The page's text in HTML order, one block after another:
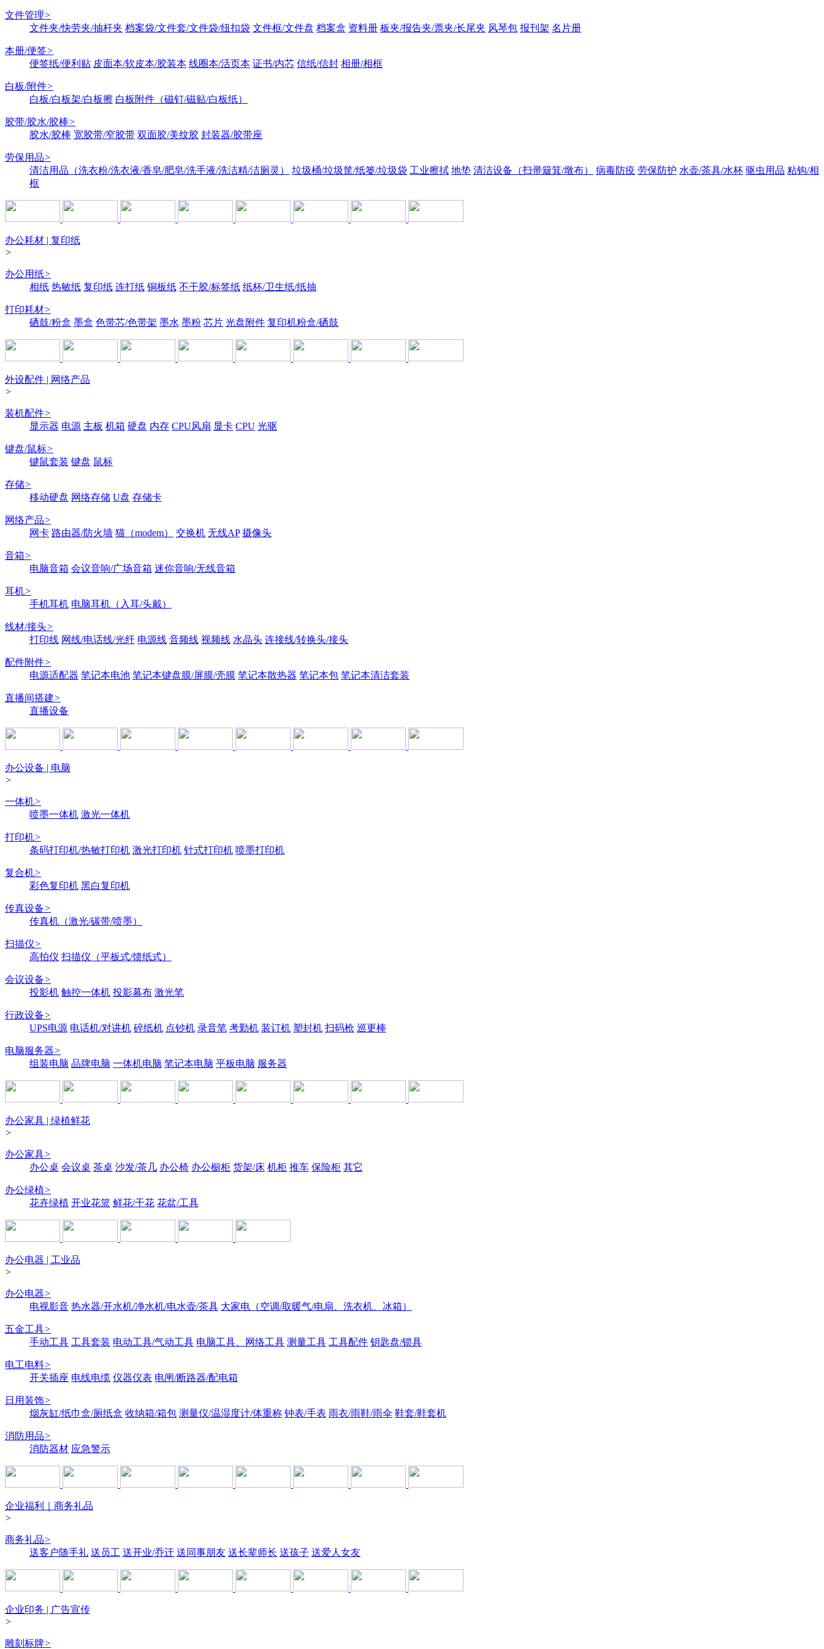
文件管理>
文件夹/快劳夹/抽杆夹 档案袋/文件套/文件袋/纽扣袋 文件框/文件盘 档案盒 资料册 板夹/报告夹/票夹/长尾夹 风琴包 报刊架 名片册
本册/便签>
便签纸/便利贴 皮面本/软皮本/胶装本 线圈本/活页本 证书/内芯 信纸/信封 相册/相框
白板/附件>
白板/白板架/白板擦 白板附件（磁钉/磁贴/白板纸）
胶带/胶水/胶棒>
胶水/胶棒 宽胶带/窄胶带 双面胶/美纹胶 封装器/胶带座
劳保用品>
清洁用品（洗衣粉/洗衣液/香皂/肥皂/洗手液/洗洁精/洁厕灵）
垃圾桶/垃圾筐/纸篓/垃圾袋 工业擦拭 地垫 清洁设备（扫帚簸箕/墩布） 病毒防疫 劳保防护 水壶/茶具/水杯 驱虫用品 粘钩/相
框
办公耗材 | 复印纸
>
办公用纸>
相纸 热敏纸 复印纸 连打纸 铜板纸 不干胶/标签纸 纸杯/卫生纸/纸抽
打印耗材>
硒鼓/粉盒 墨盒 色带芯/色带架 墨水 墨粉 芯片 光盘附件 复印机粉盒/硒鼓
外设配件 | 网络产品
>
装机配件>
显示器 电源 主板 机箱 硬盘 内存 CPU风扇 显卡 CPU 光驱
键盘/鼠标>
键鼠套装 键盘 鼠标
存储>
移动硬盘 网络存储 U盘 存储卡
网络产品>
网卡 路由器/防火墙 猫（modem） 交换机 无线AP 摄像头
音箱>
电脑音箱 会议音响/广场音箱 迷你音响/无线音箱
耳机>
手机耳机 电脑耳机（入耳/头戴）
线材/接头>
打印线 网线/电话线/光纤 电源线 音频线 视频线 水晶头 连接线/转换头/接头
配件附件>
电源适配器 笔记本电池 笔记本键盘膜/屏膜/壳膜 笔记本散热器 笔记本包 笔记本清洁套装
直播间搭建>
直播设备
办公设备 | 电脑
>
一体机>
喷墨一体机 激光一体机
打印机>
条码打印机/热敏打印机 激光打印机 针式打印机 喷墨打印机
复合机>
彩色复印机 黑白复印机
传真设备>
传真机（激光/碳带/喷墨）
扫描仪>
高拍仪 扫描仪（平板式/馈纸式）
会议设备>
投影机 触控一体机 投影幕布 激光笔
行政设备>
UPS电源 电话机/对讲机 碎纸机 点钞机 录音笔 考勤机 装订机 塑封机 扫码枪 巡更棒
电脑服务器>
组装电脑 品牌电脑 一体机电脑 笔记本电脑 平板电脑 服务器
办公家具 | 绿植鲜花
>
办公家具>
办公桌 会议桌 茶桌 沙发/茶几 办公椅 办公橱柜 货架/床 机柜 推车 保险柜 其它
办公绿植>
花卉绿植 开业花篮 鲜花/干花 花盆/工具
办公电器 | 工业品
>
办公电器>
电视影音 热水器/开水机/净水机/电水壶/茶具 大家电（空调/取暖气/电扇、洗衣机、冰箱）
五金工具>
手动工具 工具套装 电动工具/气动工具 电脑工具、网络工具 测量工具 工具配件 钥匙盘/锁具
电工电料>
开关插座 电线电缆 仪器仪表 电闸/断路器/配电箱
日用装饰>
烟灰缸/纸巾盒/厕纸盒 收纳箱/箱包 测量仪/温湿度计/体重称 钟表/手表 雨衣/雨鞋/雨伞 鞋套/鞋套机
消防用品>
消防器材 应急警示
企业福利｜商务礼品
>
商务礼品>
送客户随手礼 送员工 送开业/乔迁 送同事朋友 送长辈师长 送孩子 送爱人女友
企业印务 | 广告宣传
>
雕刻标牌>